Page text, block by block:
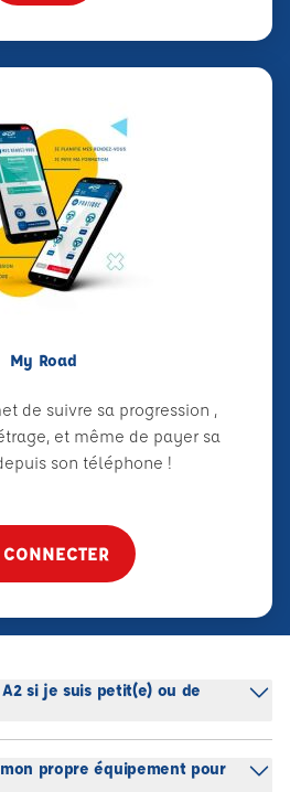
My Road
de suivre sa progression ,
et même de payer sa
son téléphone !
CONNECTER
si je suis petit(e) ou de
propre équipement pour